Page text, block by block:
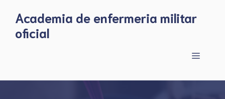
content
Academia de enfermeria militar
oficial
Menu